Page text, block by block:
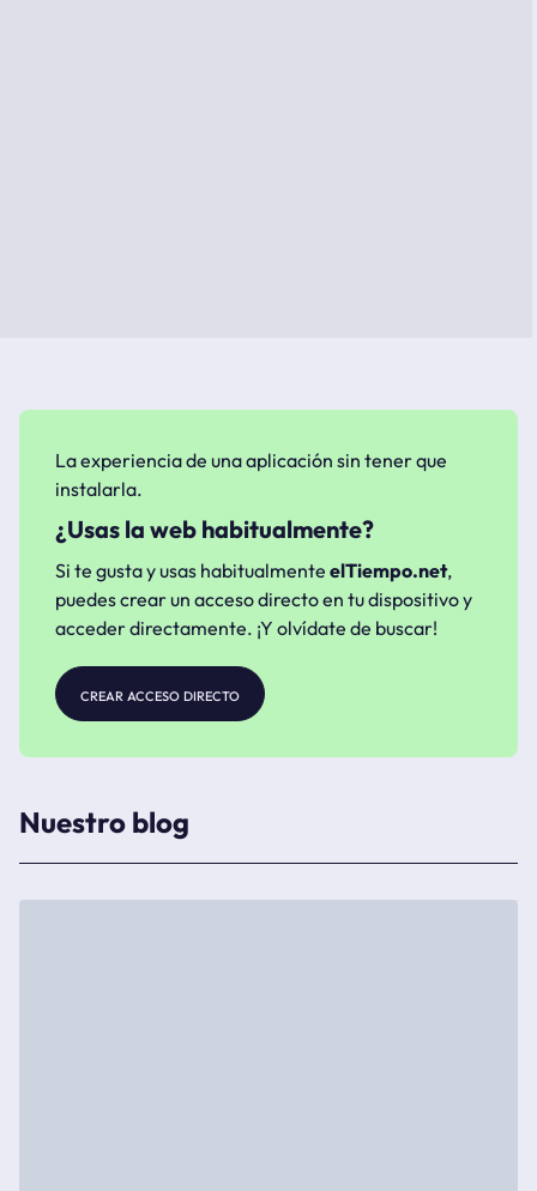
La experiencia de una aplicación sin tener que
instalarla.
¿Usas la web habitualmente?
Si te gusta y usas habitualmente elTiempo.net,
puedes crear un acceso directo en tu dispositivo y
acceder directamente. ¡Y olvídate de buscar!
crear acceso directo
Nuestro blog